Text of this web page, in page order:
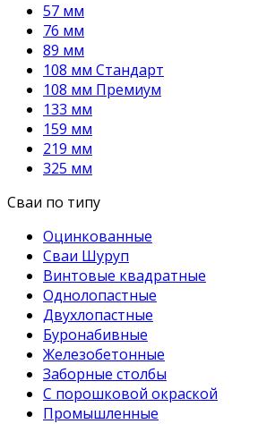
57 мм
76 мм
89 мм
108 мм Стандарт
108 мм Премиум
133 мм
159 мм
219 мм
325 мм
Сваи по типу
Оцинкованные
Сваи Шуруп
Винтовые квадратные
Однолопастные
Двухлопастные
Буронабивные
Железобетонные
Заборные столбы
С порошковой окраской
Промышленные